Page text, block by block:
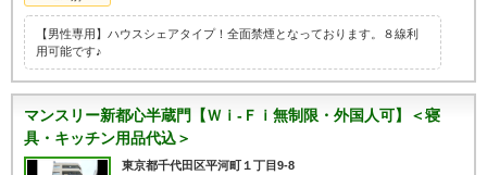
【男性専用】ハウスシェアタイプ！全面禁煙となっております。８線利
用可能です♪
マンスリー新都心半蔵門【Ｗｉ-Ｆｉ無制限・外国人可】＜寝
具・キッチン用品代込＞
東京都千代田区平河町１丁目9-8